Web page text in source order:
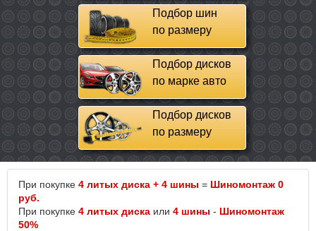
Подбор шин
по размеру
Подбор дисков
по марке авто
Подбор дисков
по размеру
При покупке 4 литых диска + 4 шины = Шиномонтаж 0
руб.
При покупке 4 литых диска или 4 шины - Шиномонтаж
50%